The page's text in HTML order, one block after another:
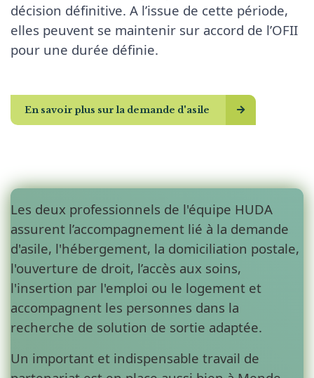
décision définitive. A l’issue de cette période,
elles peuvent se maintenir sur accord de l’OFII
pour une durée définie.
En savoir plus sur la demande d'asile
Les deux professionnels de l'équipe HUDA
assurent l’accompagnement lié à la demande
d'asile, l'hébergement, la domiciliation postale,
l'ouverture de droit, l’accès aux soins,
l'insertion par l'emploi ou le logement et
accompagnent les personnes dans la
recherche de solution de sortie adaptée.
Un important et indispensable travail de